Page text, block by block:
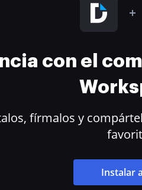
con el
fírmalos y
Instalar